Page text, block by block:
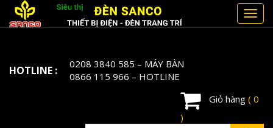
HOTLINE : 0208 3840 585 – MÁY BÀN
0866 115 966 – HOTLINE
Giỏ hàng ( 0
)